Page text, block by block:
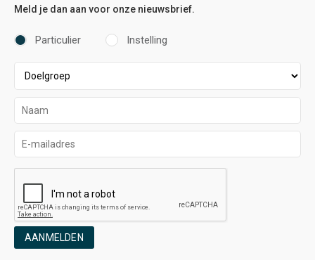
Meld je dan aan voor onze nieuwsbrief.
Particulier Instelling
AANMELDEN